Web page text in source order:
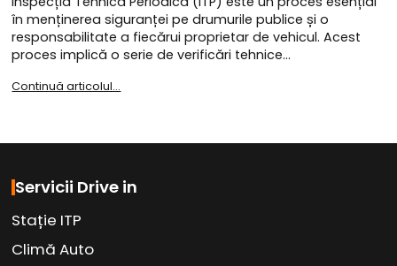
în menținerea siguranței pe drumurile publice și o
responsabilitate a fiecărui proprietar de vehicul. Acest
proces implică o serie de verificări tehnice…
Continuă articolul...
Servicii Drive in
Stație ITP
Climă Auto